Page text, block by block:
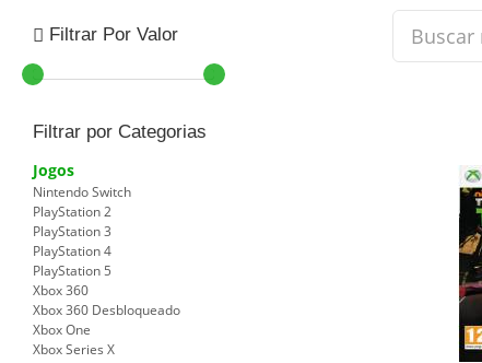
Filtrar Por Valor
Filtrar por Categorias
Jogos
Nintendo Switch
PlayStation 2
PlayStation 3
PlayStation 4
PlayStation 5
Xbox 360
Xbox 360 Desbloqueado
Xbox One
Xbox Series X